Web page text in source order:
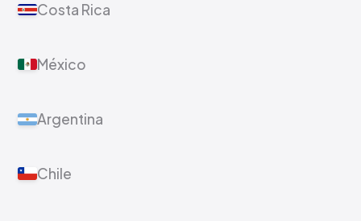
Costa Rica
México
Argentina
Chile